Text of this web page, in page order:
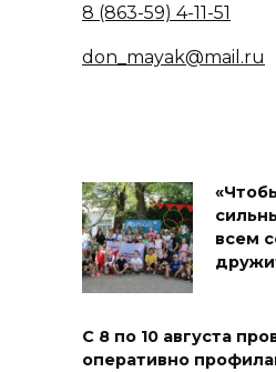
8 (863-59) 4-11-51
don_mayak@mail.ru
всем
С 8 по 10 августа
оперативно